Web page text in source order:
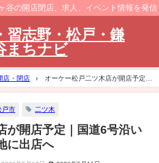
谷の開店閉店、求人、イベント情報を発信
習志野・松戸・鎌
まちナビ
店・閉店
オーケー松戸二ツ木店が開店予定｜
出店へ
戸市 二ツ木
が開店予定｜国道6号沿い
に出店へ